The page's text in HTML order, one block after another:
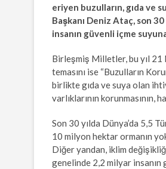
eriyen buzulların, gıda
Başkanı Deniz Ataç, son
insanın güvenli içme
Birleşmiş Milletler, bu yıl 21
temasını ise “Buzulların
birlikte gıda ve suya olan
varlıklarının korunmasının,
Son 30 yılda Dünya’da 5,5
10 milyon hektar ormanın
Diğer yandan, iklim
genelinde 2,2 milyar